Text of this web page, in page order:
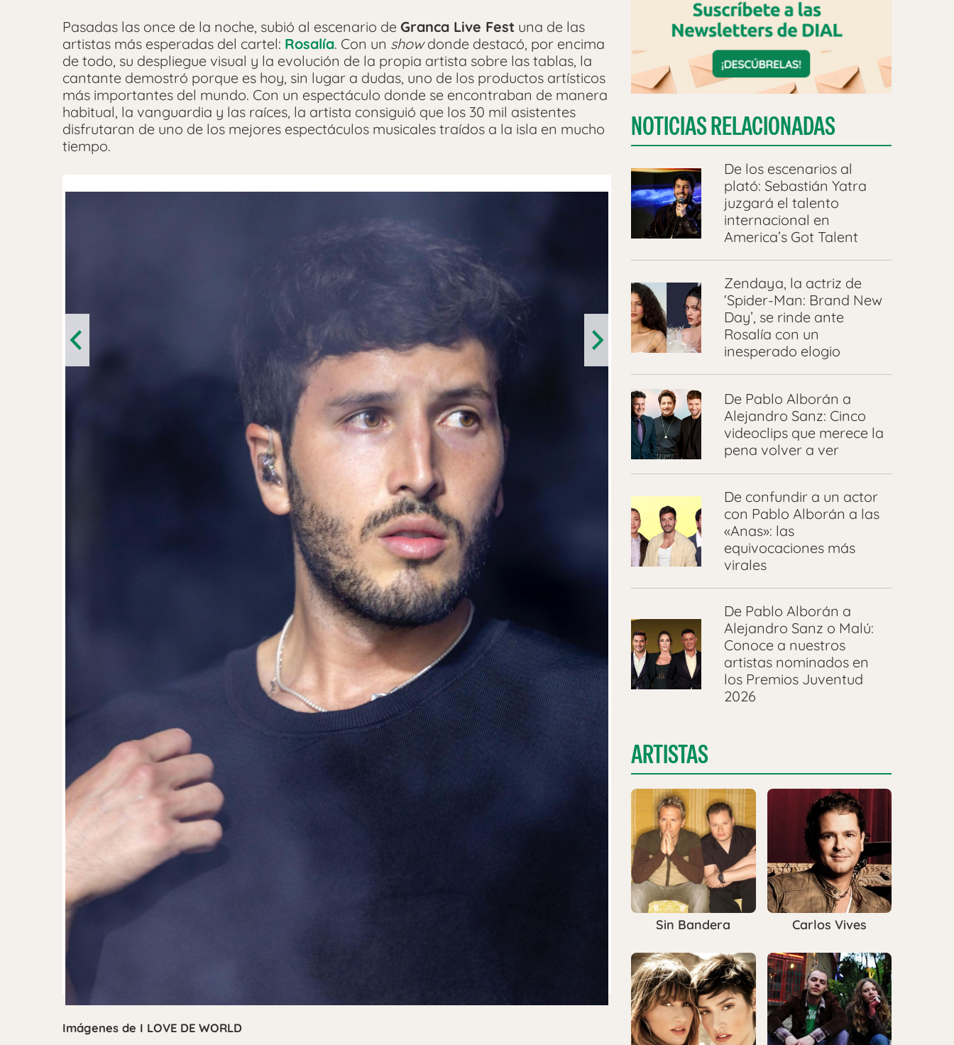
Pasadas las once de la noche, subió al escenario de Granca Live Fest una de las
artistas más esperadas del cartel: Rosalía. Con un showdonde destacó, por encima
de todo, su despliegue visual y la evolución de la propia artista sobre las tablas, la
cantante demostró porque es hoy, sin lugar a dudas, uno de los productos artísticos
más importantes del mundo. Con un espectáculo donde se encontraban de manera
habitual, la vanguardia y las raíces, la artista consiguió que los 30 mil asistentes
disfrutaran de uno de los mejores espectáculos musicales traídos a la isla en mucho
tiempo.
Imágenes de I LOVE DE WORLD
NOTICIAS RELACIONADAS
De los escenarios al
plató: Sebastián Yatra
juzgará el talento
internacional en
America’s Got Talent
Zendaya, la actriz de
‘Spider-Man: Brand New
Day’, se rinde ante
Rosalía con un
inesperado elogio
De Pablo Alborán a
Alejandro Sanz: Cinco
videoclips que merece la
pena volver a ver
De confundir a un actor
con Pablo Alborán a las
«Anas»: las
equivocaciones más
virales
De Pablo Alborán a
Alejandro Sanz o Malú:
Conoce a nuestros
artistas nominados en
los Premios Juventud
2026
ARTISTAS
Sin Bandera Carlos Vives